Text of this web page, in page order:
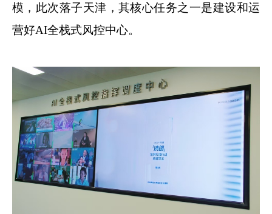
模，此次落子天津，其核心任务之一是建设和运
营好AI全栈式风控中心。